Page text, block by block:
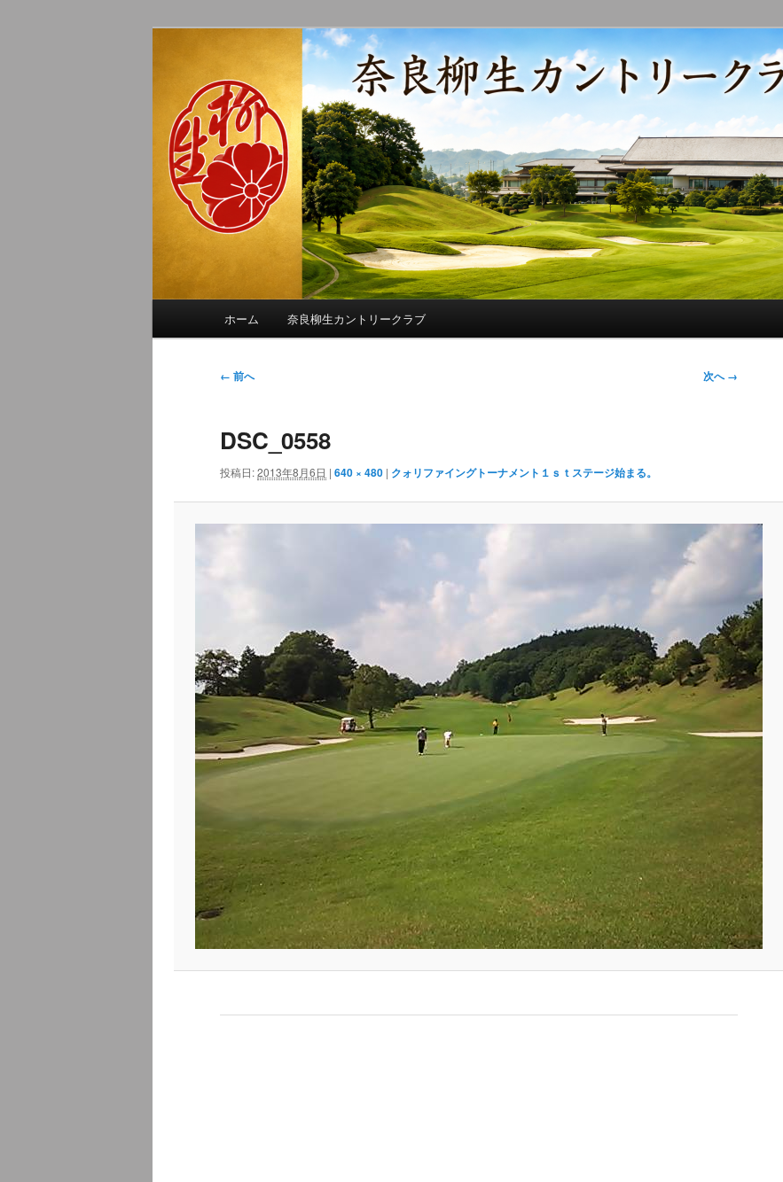
奈良柳生カントリークラブ総支配人ブログ
季節の話題、クラブの出来事、コースの改修・更新作業、ゴルフに関する随筆、喜怒哀楽などを気まぐ
れに発信します。
ホーム 奈良柳生カントリークラブ
画
ビ
ー
シ
ョ
← 前へ 次へ →
DSC_0558
投稿日:2013年8月6日 | 640 × 480 | クォリファイングトーナメント１ｓｔステージ始まる。